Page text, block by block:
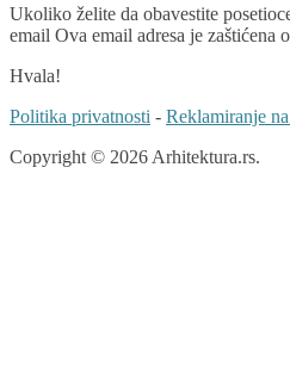
Ukoliko želite da obavestite
email Ova email adresa je zaštićena
Hvala!
Politika privatnosti - Reklamiranje
Copyright © 2026 Arhitektura.rs.